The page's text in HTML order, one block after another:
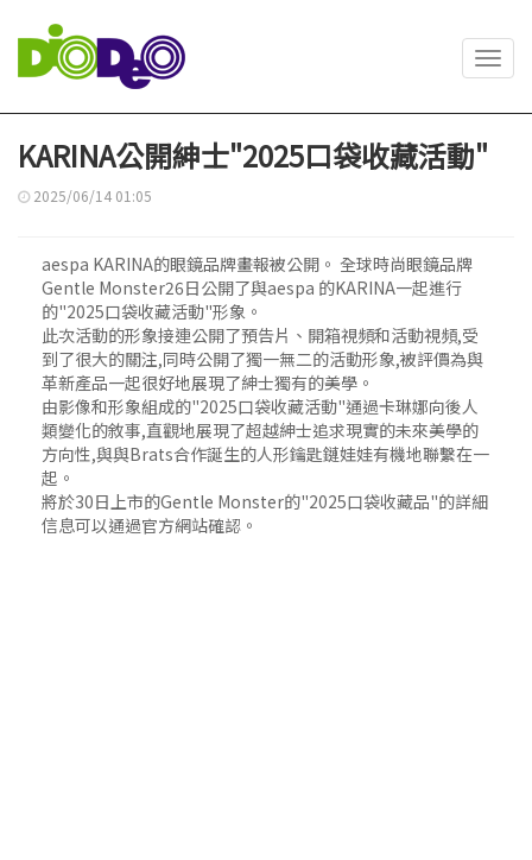
KARINA公開紳士"2025口袋收藏活動"
2025/06/14 01:05
aespa KARINA的眼鏡品牌畫報被公開。 全球時尚眼鏡品牌
Gentle Monster26日公開了與aespa 的KARINA一起進行
的"2025口袋收藏活動"形象。
此次活動的形象接連公開了預告片、開箱視頻和活動視頻,受
到了很大的關注,同時公開了獨一無二的活動形象,被評價為與
革新產品一起很好地展現了紳士獨有的美學。
由影像和形象組成的"2025口袋收藏活動"通過卡琳娜向後人
類變化的敘事,直觀地展現了超越紳士追求現實的未來美學的
方向性,與與Brats合作誕生的人形鑰匙鏈娃娃有機地聯繫在一
起。
將於30日上市的Gentle Monster的"2025口袋收藏品"的詳細
信息可以通過官方網站確認。